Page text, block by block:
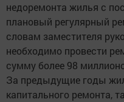
недоремонта жилья с
плановый регулярный
словам заместителя
необходимо провести
сумму более 98
За предыдущие годы
капитального ремонта,